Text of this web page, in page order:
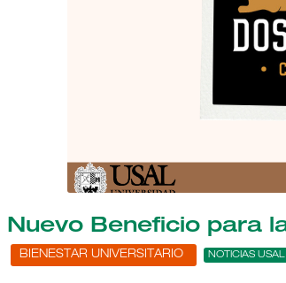
Nuevo Beneficio para
BIENESTAR UNIVERSITARIO NOTICIAS